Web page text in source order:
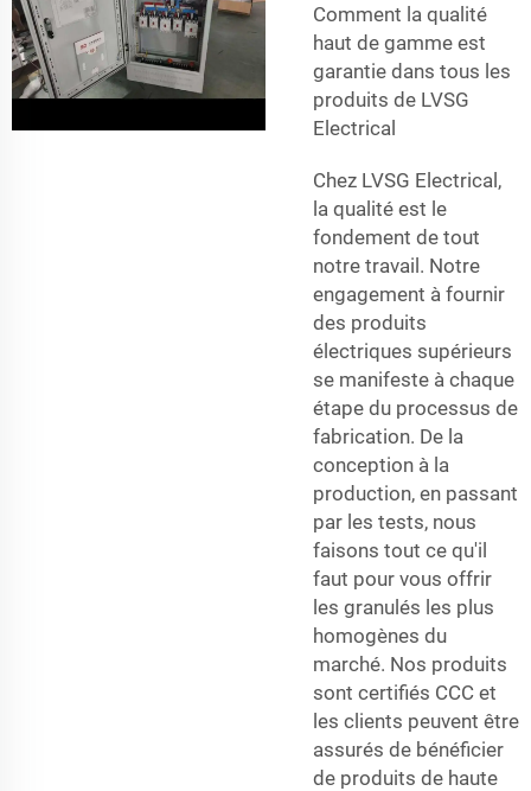
Comment la qualité
haut de gamme est
garantie dans tous les
produits de LVSG
Electrical
Chez LVSG Electrical,
la qualité est le
fondement de tout
notre travail. Notre
engagement à fournir
des produits
électriques supérieurs
se manifeste à chaque
étape du processus de
fabrication. De la
conception à la
production, en passant
par les tests, nous
faisons tout ce qu'il
faut pour vous offrir
les granulés les plus
homogènes du
marché. Nos produits
sont certifiés CCC et
les clients peuvent être
assurés de bénéficier
de produits de haute